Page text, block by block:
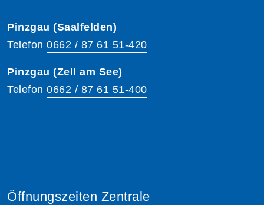
Pinzgau (Saalfelden)
Telefon 0662 / 87 61 51-420
Pinzgau (Zell am See)
Telefon 0662 / 87 61 51-400
Öffnungszeiten Zentrale